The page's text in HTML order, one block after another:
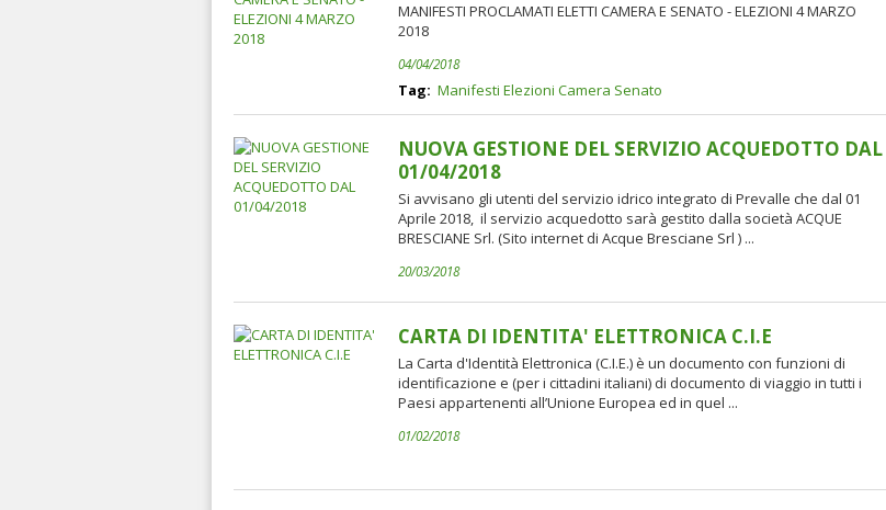
MANIFESTI PROCLAMATI ELETTI CAMERA E SENATO - ELEZIONI 4 MARZO
2018
04/04/2018
Tag: Manifesti Elezioni Camera Senato
NUOVA GESTIONE DEL SERVIZIO ACQUEDOTTO DAL
01/04/2018
Si avvisano gli utenti del servizio idrico integrato di Prevalle che dal 01
Aprile 2018, il servizio acquedotto sarà gestito dalla società ACQUE
BRESCIANE Srl. (Sito internet di Acque Bresciane Srl ) ...
20/03/2018
CARTA DI IDENTITA' ELETTRONICA C.I.E
La Carta d'Identità Elettronica (C.I.E.) è un documento con funzioni di
identificazione e (per i cittadini italiani) di documento di viaggio in tutti i
Paesi appartenenti all’Unione Europea ed in quel ...
01/02/2018